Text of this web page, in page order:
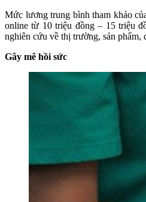
Mức lương trung bình tham khảo
online từ 10 triệu đồng – 15 triệu
nghiên cứu về thị trường, sản phẩm,
Gây mê hồi sức